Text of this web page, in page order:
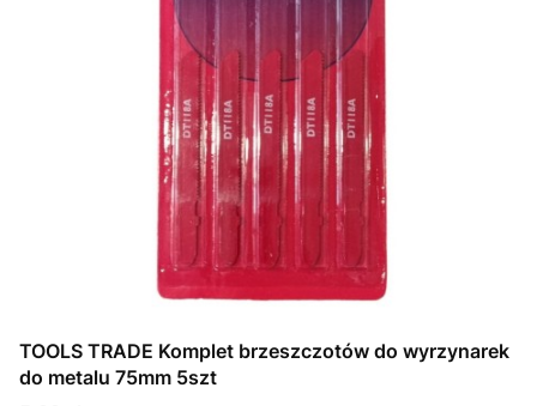
TOOLS TRADE Komplet brzeszczotów do wyrzynarek
do metalu 75mm 5szt